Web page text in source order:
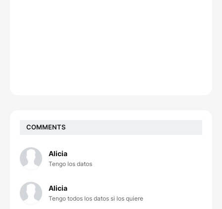
COMMENTS
Alicia
Tengo los datos
Alicia
Tengo todos los datos si los quiere